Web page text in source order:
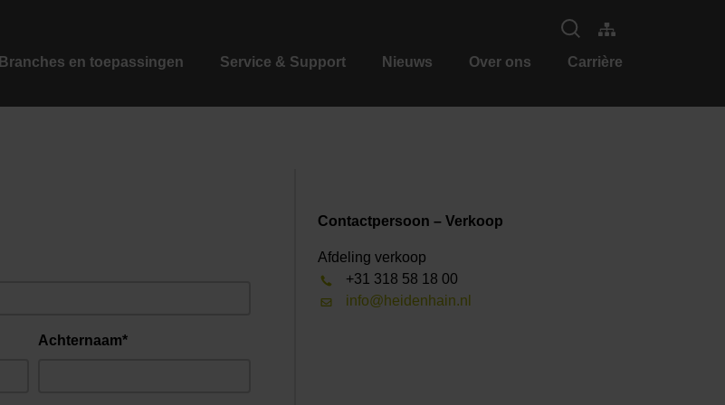
Branches en toepassingen Service & Support Nieuws Over ons Carrière
Achternaam*
Contactpersoon – Verkoop
Afdeling verkoop
+31 318 58 18 00
info@heidenhain.nl